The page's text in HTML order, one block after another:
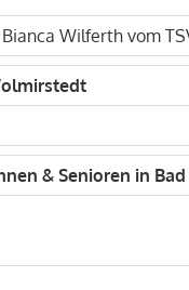
Wilferth vom
& Senioren in